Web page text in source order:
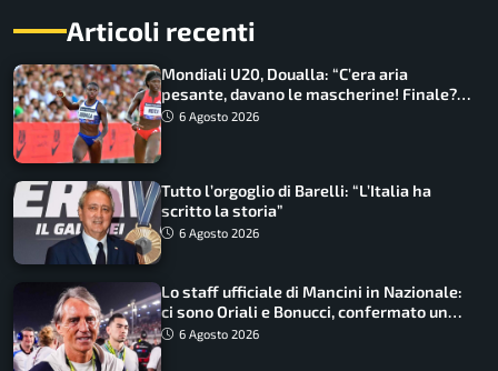
Articoli recenti
Mondiali U20, Doualla: “C’era aria
pesante, davano le mascherine! Finale?
Non ho nulla da perdere”
6 Agosto 2026
Tutto l’orgoglio di Barelli: “L’Italia ha
scritto la storia”
6 Agosto 2026
Lo staff ufficiale di Mancini in Nazionale:
ci sono Oriali e Bonucci, confermato un
ritorno
6 Agosto 2026